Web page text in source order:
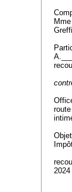
Objet
2024